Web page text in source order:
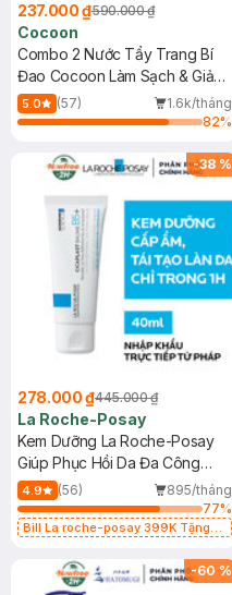
237.000 ₫590.000 ₫
Cocoon
Combo 2 Nước Tẩy Trang Bí
Đao Cocoon Làm Sạch & Giảm
Dầu 500ml
5.0 (57)
1.6k/tháng
82%
-38 %
278.000 ₫445.000 ₫
La Roche-Posay
Kem Dưỡng La Roche-Posay
Giúp Phục Hồi Da Đa Công
Dụng 40ml
4.9 (56)
895/tháng
77%
Bill La roche-posay 399K Tặng
(SL có hạn)
-60 %